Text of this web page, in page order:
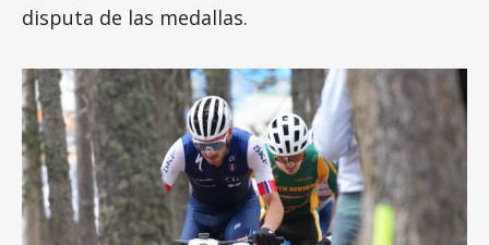
disputa de las medallas.